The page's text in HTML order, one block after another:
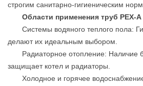
строгим санитарно-гигиеническим
Области применения труб PEX-A
Системы водяного теплого пола:
делают их идеальным выбором.
Радиаторное отопление: Наличие
защищает котел и радиаторы.
Холодное и горячее